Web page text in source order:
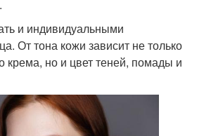
и индивидуальными
От тона кожи зависит не только
крема, но и цвет теней, помады и